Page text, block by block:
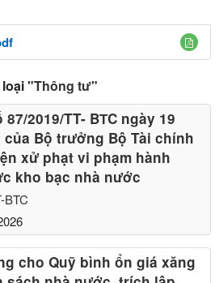
"Thông tư"
BTC
2019/TT- BТC ngày 19
của Bộ trưởng Bộ Tài chính
xử phạt vi phạm hành
kho bạc nhà nước
cho Quỹ bình ổn giá xăng